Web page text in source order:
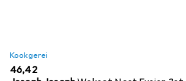
Kookgerei
EUR
46,42